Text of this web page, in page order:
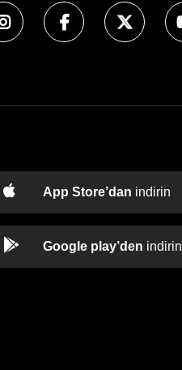
App Store’dan indirin
Google play’den indirin